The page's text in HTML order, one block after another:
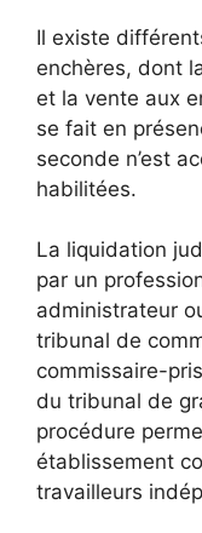
Il existe
enchères, dont
et la vente aux
se fait en
seconde n’est
habilitées.
La liquidation
par un
administrateur
tribunal de
commissaire-
du tribunal de
procédure
établissement
travailleurs